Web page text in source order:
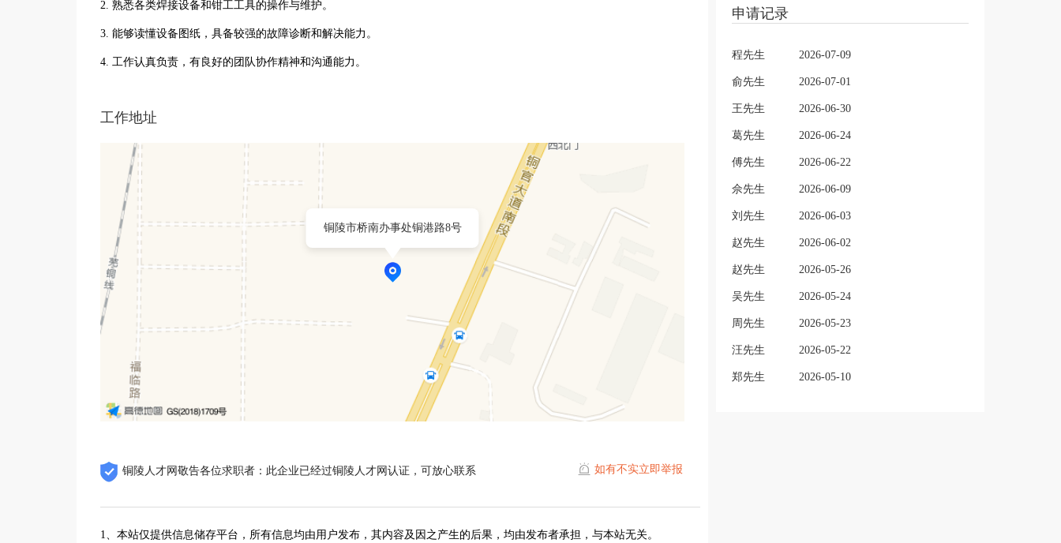
2. 熟悉各类焊接设备和钳工工具的操作与维护。
3. 能够读懂设备图纸，具备较强的故障诊断和解决能力。
4. 工作认真负责，有良好的团队协作精神和沟通能力。
工作地址
铜陵市桥南办事处铜港路8号
铜陵人才网敬告各位求职者：此企业已经过铜陵人才网认证，可放心联系 如有不实立即举报
1、本站仅提供信息储存平台，所有信息均由用户发布，其内容及因之产生的后果，均由发布者承担，与本站无关。
申请记录
程先生 2026-07-09
俞先生 2026-07-01
王先生 2026-06-30
葛先生 2026-06-24
傅先生 2026-06-22
佘先生 2026-06-09
刘先生 2026-06-03
赵先生 2026-06-02
赵先生 2026-05-26
吴先生 2026-05-24
周先生 2026-05-23
汪先生 2026-05-22
郑先生 2026-05-10